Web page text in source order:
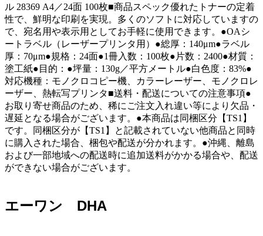
ル 28369 A4／24面 100枚■商品スペック優れたトナーの定着
性で、鮮明な印刷を実現。多くのソフトに対応していますの
で、宛名用や表示用としてお手軽に使用できます。●OAシ
ートラベル（レーザープリンタ用）●総厚：140μm●ラベル
厚：70μm●規格：24面●1冊入数：100枚●片数：2400●材質：
塗工紙●目的：●坪量：130g／平方メートル●白色度：83%●
対応機種：モノクロコピー機、カラーレーザー、モノクロレ
ーザー、熱転写プリンタ■送料・配送についての注意事項●
お取り寄せ商品のため、稀にご注文入れ違い等により欠品・
遅延となる場合がございます。●本商品は同梱区分【TS1】
です。同梱区分が【TS1】と記載されていない他商品と同時
に購入された場合、梱包や配送が分かれます。●沖縄、離島
および一部地域への配送時に追加送料がかかる場合や、配送
ができない場合がございます。
エーワン DHA